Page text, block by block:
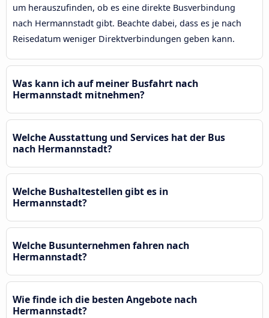
um herauszufinden, ob es eine direkte Busverbindung
nach Hermannstadt gibt. Beachte dabei, dass es je nach
Reisedatum weniger Direktverbindungen geben kann.
Was kann ich auf meiner Busfahrt nach
Hermannstadt mitnehmen?
Welche Ausstattung und Services hat der Bus
nach Hermannstadt?
Welche Bushaltestellen gibt es in
Hermannstadt?
Welche Busunternehmen fahren nach
Hermannstadt?
Wie finde ich die besten Angebote nach
Hermannstadt?